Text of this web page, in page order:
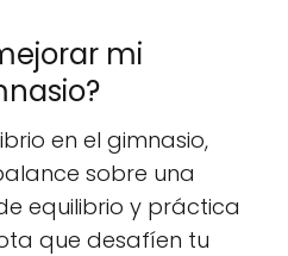
mi
en el gimnasio,
sobre una
equilibrio y práctica
que desafíen tu